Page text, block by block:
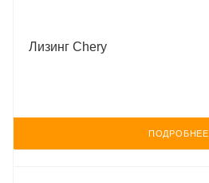
Лизинг Chery
ПОДРОБНЕЕ